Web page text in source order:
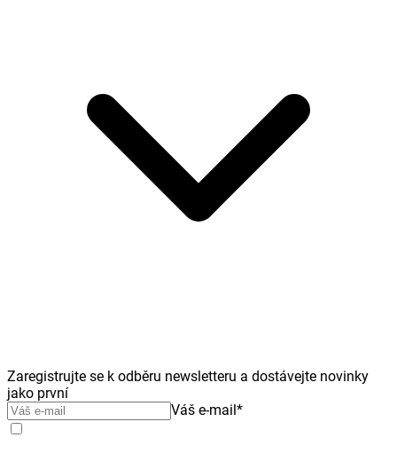
Zaregistrujte se k odběru newsletteru a dostávejte novinky
jako první
Váš e-mail*